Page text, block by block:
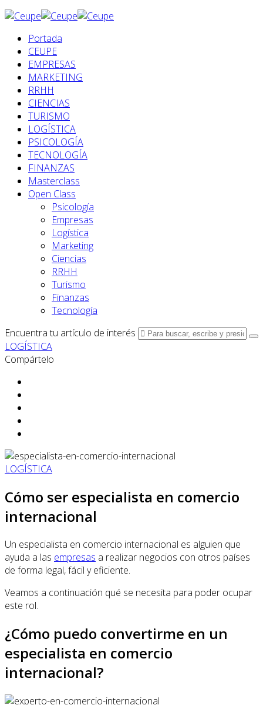
Portada
CEUPE
EMPRESAS
MARKETING
RRHH
CIENCIAS
TURISMO
LOGÍSTICA
PSICOLOGÍA
TECNOLOGÍA
FINANZAS
Masterclass
Open Class
Psicología
Empresas
Logística
Marketing
Ciencias
RRHH
Turismo
Finanzas
Tecnología
Encuentra tu artículo de interés
LOGÍSTICA
Compártelo
LOGÍSTICA
Cómo ser especialista en comercio
internacional
Un especialista en comercio internacional es alguien que
ayuda a las empresas a realizar negocios con otros países
de forma legal, fácil y eficiente.
Veamos a continuación qué se necesita para poder ocupar
este rol.
¿Cómo puedo convertirme en un
especialista en comercio
internacional?